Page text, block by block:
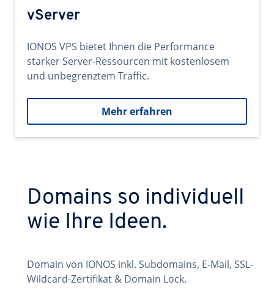
vServer
IONOS VPS bietet Ihnen die Performance
starker Server-Ressourcen mit kostenlosem
und unbegrenztem Traffic.
Mehr erfahren
Domains so individuell
wie Ihre Ideen.
Domain von IONOS inkl. Subdomains, E-Mail, SSL-
Wildcard-Zertifikat & Domain Lock.